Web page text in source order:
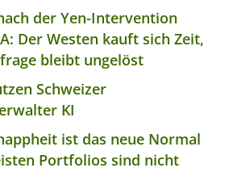
der Yen-Intervention
Der Westen kauft sich Zeit,
bleibt ungelöst
Schweizer
KI
ist das neue Normal
Portfolios sind nicht